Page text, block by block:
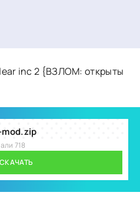
inc 2 {ВЗЛОМ: открыты
718
СКАЧАТЬ